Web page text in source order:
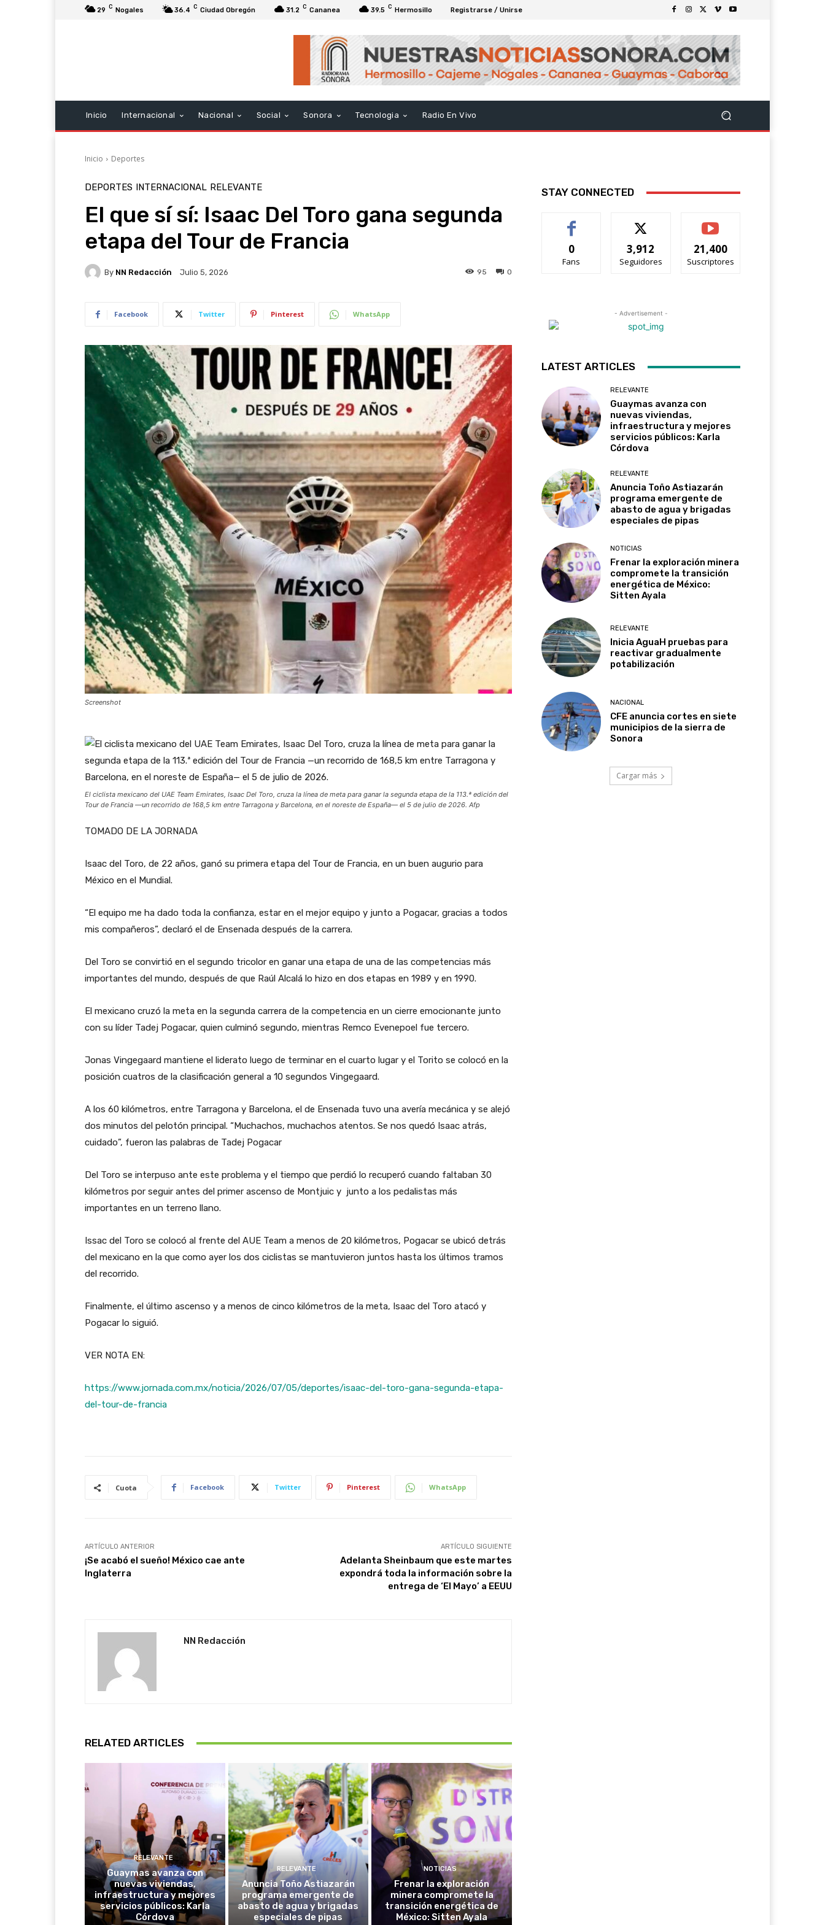
29 C Nogales 36.4 C Ciudad Obregón 31.2 C Cananea 39.5 C Hermosillo Registrarse / Unirse
Inicio Internacional Nacional Social Sonora Tecnologia Radio En Vivo
Inicio Deportes
DEPORTES INTERNACIONAL RELEVANTE
El que sí sí: Isaac Del Toro gana segunda
etapa del Tour de Francia
By NN Redacción Julio 5, 2026 0
95
Facebook Twitter Pinterest WhatsApp
Screenshot
El ciclista mexicano del UAE Team Emirates, Isaac Del Toro, cruza la línea de meta para ganar la segunda etapa de la 113.ª edición del
Tour de Francia —un recorrido de 168,5 km entre Tarragona y Barcelona, ​​en el noreste de España— el 5 de julio de 2026. Afp
TOMADO DE LA JORNADA
Isaac del Toro, de 22 años, ganó su primera etapa del Tour de Francia, en un buen augurio para
México en el Mundial.
“El equipo me ha dado toda la confianza, estar en el mejor equipo y junto a Pogacar, gracias a todos
mis compañeros”, declaró el de Ensenada después de la carrera.
Del Toro se convirtió en el segundo tricolor en ganar una etapa de una de las competencias más
importantes del mundo, después de que Raúl Alcalá lo hizo en dos etapas en 1989 y en 1990.
El mexicano cruzó la meta en la segunda carrera de la competencia en un cierre emocionante junto
con su líder Tadej Pogacar, quien culminó segundo, mientras Remco Evenepoel fue tercero.
Jonas Vingegaard mantiene el liderato luego de terminar en el cuarto lugar y el Torito se colocó en la
posición cuatros de la clasificación general a 10 segundos Vingegaard.
A los 60 kilómetros, entre Tarragona y Barcelona, el de Ensenada tuvo una avería mecánica y se alejó
dos minutos del pelotón principal. “Muchachos, muchachos atentos. Se nos quedó Isaac atrás,
cuidado”, fueron las palabras de Tadej Pogacar
Del Toro se interpuso ante este problema y el tiempo que perdió lo recuperó cuando faltaban 30
kilómetros por seguir antes del primer ascenso de Montjuic y junto a los pedalistas más
importantes en un terreno llano.
Issac del Toro se colocó al frente del AUE Team a menos de 20 kilómetros, Pogacar se ubicó detrás
del mexicano en la que como ayer los dos ciclistas se mantuvieron juntos hasta los últimos tramos
del recorrido.
Finalmente, el último ascenso y a menos de cinco kilómetros de la meta, Isaac del Toro atacó y
Pogacar lo siguió.
VER NOTA EN:
https://www.jornada.com.mx/noticia/2026/07/05/deportes/isaac-del-toro-gana-segunda-etapa-
del-tour-de-francia
Cuota Facebook Twitter Pinterest WhatsApp
ARTÍCULO ANTERIOR
¡Se acabó el sueño! México cae ante
Inglaterra
ARTÍCULO SIGUIENTE
Adelanta Sheinbaum que este martes
expondrá toda la información sobre la
entrega de ‘El Mayo’ a EEUU
NN Redacción
RELATED ARTICLES
RELEVANTE
Guaymas avanza con
nuevas viviendas,
infraestructura y mejores
servicios públicos: Karla
Córdova
RELEVANTE
Anuncia Toño Astiazarán
programa emergente de
abasto de agua y brigadas
especiales de pipas
NOTICIAS
Frenar la exploración
minera compromete la
transición energética de
México: Sitten Ayala
STAY CONNECTED
0
Fans
3,912
Seguidores
21,400
Suscriptores
- Advertisement -
LATEST ARTICLES
RELEVANTE
Guaymas avanza con
nuevas viviendas,
infraestructura y mejores
servicios públicos: Karla
Córdova
RELEVANTE
Anuncia Toño Astiazarán
programa emergente de
abasto de agua y brigadas
especiales de pipas
NOTICIAS
Frenar la exploración minera
compromete la transición
energética de México:
Sitten Ayala
RELEVANTE
Inicia AguaH pruebas para
reactivar gradualmente
potabilización
NACIONAL
CFE anuncia cortes en siete
municipios de la sierra de
Sonora
Cargar más